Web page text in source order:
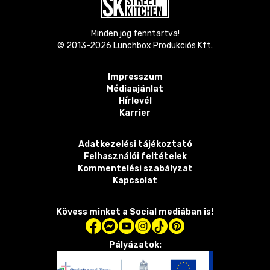
Minden jog fenntartva!
© 2013-2026 Lunchbox Produkciós Kft.
Impresszum
Médiaajánlat
Hírlevél
Karrier
Adatkezelési tájékoztató
Felhasználói feltételek
Kommentelési szabályzat
Kapcsolat
Kövess minket a Social mediában is!
Pályázatok: